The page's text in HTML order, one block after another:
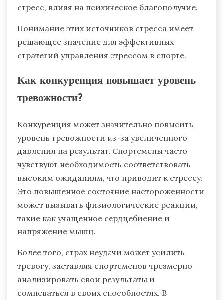
стресс, влияя на психическое благополучие.
Понимание этих источников стресса имеет
решающее значение для эффективных
стратегий управления стрессом в спорте.
Как конкуренция повышает уровень
тревожности?
Конкуренция может значительно повысить
уровень тревожности из-за увеличенного
давления на результат. Спортсмены часто
чувствуют необходимость соответствовать
высоким ожиданиям, что приводит к стрессу.
Это повышенное состояние настороженности
может вызывать физиологические реакции,
такие как учащенное сердцебиение и
напряжение мышц.
Более того, страх неудачи может усилить
тревогу, заставляя спортсменов чрезмерно
анализировать свои результаты и
сомневаться в своих способностях. В